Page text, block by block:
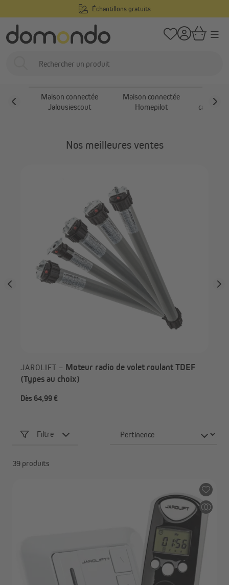
Échantillons gratuits
Maison connectée
Maison connectée
Jalousiescout
Maison connectée
Homepilot
capteurs
Nos meilleures ventes
JAROLIFT – Moteur radio de volet roulant TDEF
(Types au choix)
Dès 64,99 €
Filtre
39 produits